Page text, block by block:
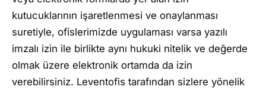
kutucuklarının işaretlenmesi ve onaylanması
suretiyle, ofislerimizde uygulaması varsa yazılı
imzalı izin ile birlikte aynı hukuki nitelik ve değerde
olmak üzere elektronik ortamda da izin
verebilirsiniz. Leventofis tarafından sizlere yönelik